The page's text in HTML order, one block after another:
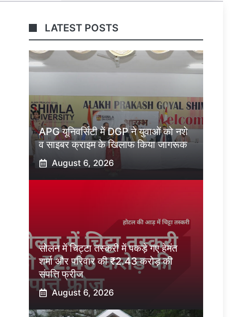
LATEST POSTS
APG यूनिवर्सिटी में DGP ने युवाओं को नशे
व साइबर क्राइम के खिलाफ किया जागरूक
August 6, 2026
सोलन में चिट्टा तस्करी में पकड़े गए हेमंत
शर्मा और परिवार की ₹2.43 करोड़ की
संपत्ति फ्रीज
August 6, 2026